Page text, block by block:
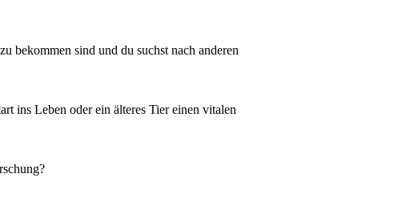
bekommen sind und du suchst nach anderen
ins Leben oder ein älteres Tier einen vitalen